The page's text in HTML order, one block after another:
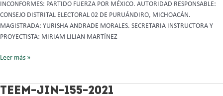
INCONFORMES: PARTIDO FUERZA POR MÉXICO. AUTORIDAD RESPONSABLE:
CONSEJO DISTRITAL ELECTORAL 02 DE PURUÁNDIRO, MICHOACÁN.
MAGISTRADA: YURISHA ANDRADE MORALES. SECRETARIA INSTRUCTORA Y
PROYECTISTA: MIRIAM LILIAN MARTÍNEZ
Leer más »
TEEM-JIN-155-2021
TEEM-